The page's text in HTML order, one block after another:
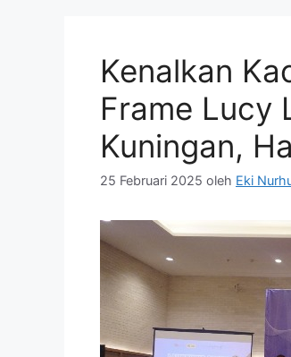
Kenalkan
Frame Lucy
Kuningan,
25 Februari 2025 oleh Eki